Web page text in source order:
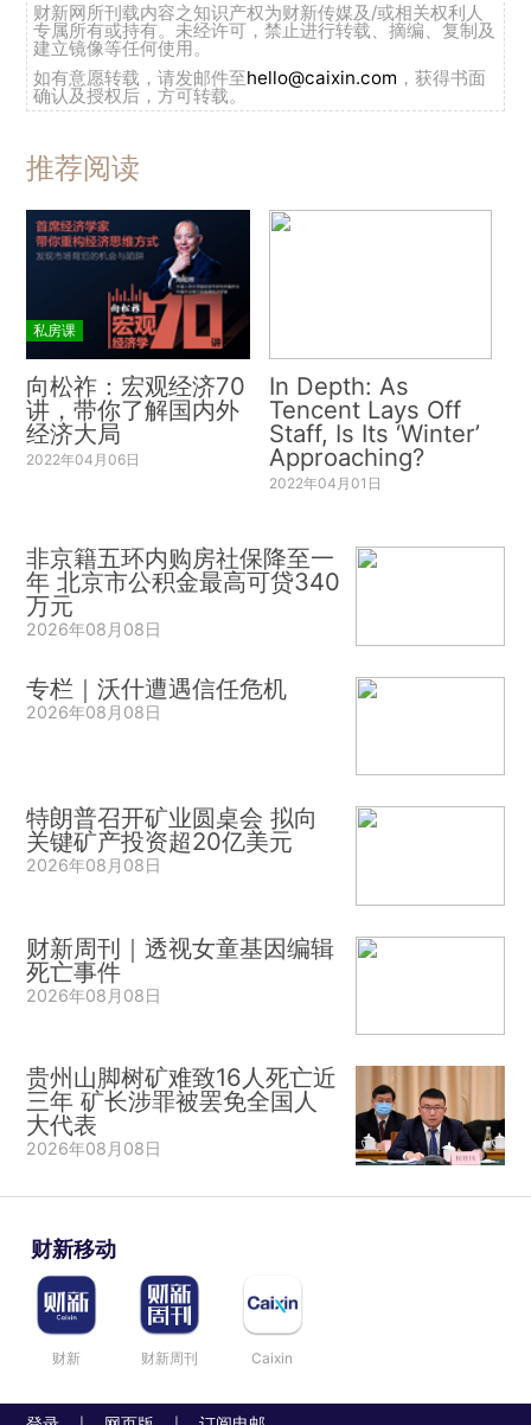
财新网所刊载内容之知识产权为财新传媒及/或相关权利人
专属所有或持有。未经许可，禁止进行转载、摘编、复制及
建立镜像等任何使用。
如有意愿转载，请发邮件至hello@caixin.com ，获得书面
确认及授权后，方可转载。
推荐阅读
私房课
向松祚：宏观经济70
讲，带你了解国内外
经济大局
2022年04月06日
In Depth: As
Tencent Lays Off
Staff, Is Its ‘Winter’
Approaching?
2022年04月01日
非京籍五环内购房社保降至一
年 北京市公积金最高可贷340
万元
2026年08月08日
专栏｜沃什遭遇信任危机
2026年08月08日
特朗普召开矿业圆桌会 拟向
关键矿产投资超20亿美元
2026年08月08日
财新周刊｜透视女童基因编辑
死亡事件
2026年08月08日
贵州山脚树矿难致16人死亡近
三年 矿长涉罪被罢免全国人
大代表
2026年08月08日
财新移动
财新 财新周刊 Caixin